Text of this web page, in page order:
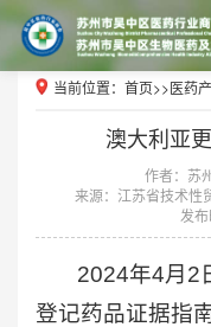
当前位置： 首页>>医药
澳大利亚
作者：苏
来源：江苏省技术性
发
2024年4月2日
登记药品证据指